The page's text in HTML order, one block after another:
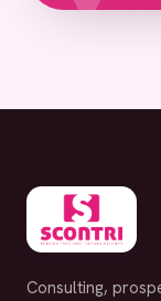
Consulting,